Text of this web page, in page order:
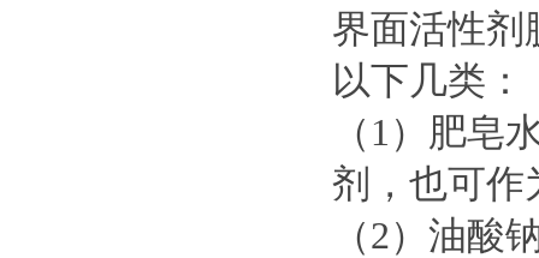
界面活性剂
以下几类：
（1）肥皂
剂，也可作
（2）油酸